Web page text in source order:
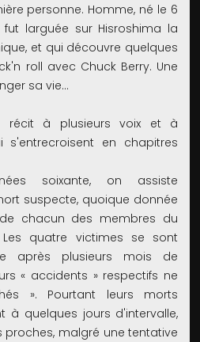
personne. Homme, né le 6
larguée sur Hisroshima la
et qui découvre quelques
roll avec Chuck Berry. Une
sa vie…
récit à plusieurs voix et à
s'entrecroisent en chapitres
soixante, on assiste
suspecte, quoique donnée
chacun des membres du
quatre victimes se sont
après plusieurs mois de
« accidents » respectifs ne
». Pourtant leurs morts
à quelques jours d'intervalle,
malgré une tentative